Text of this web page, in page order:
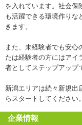
を入れています。社会保
も活躍できる環境作りな
きます。
また、未経験者でも安心
たは経験者の方にはアイ
者としてステップアップ
新潟エリアは続々新規出
らスタートしてください。
企業情報